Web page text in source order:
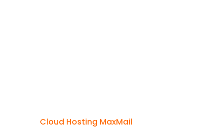
Cloud Hosting MaxMail